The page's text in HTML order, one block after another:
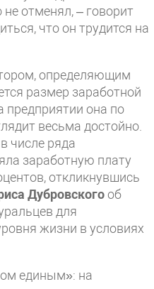
отменял, – говорит
что он трудится на
определяющим
размер заработной
предприятии она по
весьма достойно.
числе ряда
заработную плату
откликнувшись
Дубровскогооб
для
жизни в условиях
единым»: на